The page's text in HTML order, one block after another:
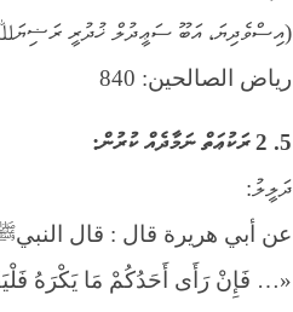
(އިސްވެދިޔަ، އަބޫ ސަޢީދުލް ޚުދުރީ
رياض الصالحين: 840
5. 2 ރަކުޢަތް ނަމާދެއް ކުރުން:
ދަލީލު:
عن أبي هريرة قال : قال
«… فَإِنْ رَأَى أَحَدُكُمْ مَا يَكْرَهُ